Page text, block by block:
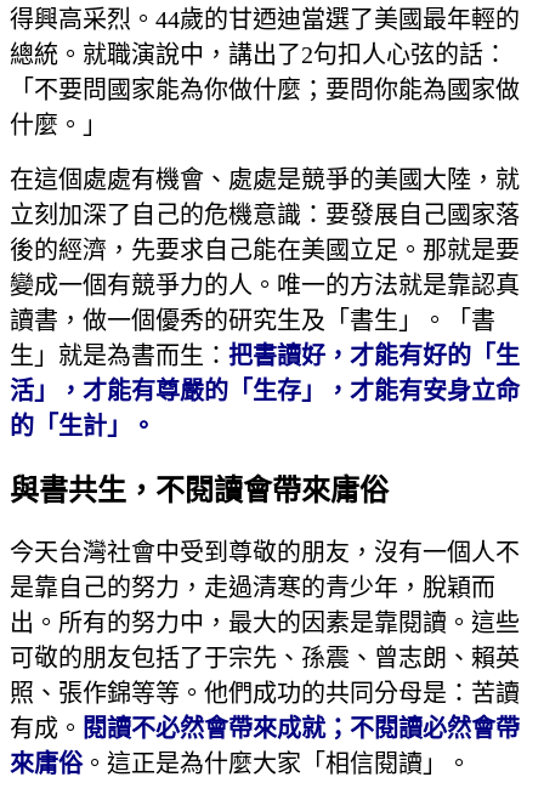
得興高采烈。44歲的甘迺迪當選了美國最年輕的
總統。就職演說中，講出了2句扣人心弦的話：
「不要問國家能為你做什麼；要問你能為國家做
什麼。」
在這個處處有機會、處處是競爭的美國大陸，就
立刻加深了自己的危機意識：要發展自己國家落
後的經濟，先要求自己能在美國立足。那就是要
變成一個有競爭力的人。唯一的方法就是靠認真
讀書，做一個優秀的研究生及「書生」。「書
生」就是為書而生： 把書讀好，才能有好的「生
活」，才能有尊嚴的「生存」，才能有安身立命
的「生計」。
與書共生，不閱讀會帶來庸俗
今天台灣社會中受到尊敬的朋友，沒有一個人不
是靠自己的努力，走過清寒的青少年，脫穎而
出。所有的努力中，最大的因素是靠閱讀。這些
可敬的朋友包括了于宗先、孫震、曾志朗、賴英
照、張作錦等等。他們成功的共同分母是：苦讀
有成。 閱讀不必然會帶來成就；不閱讀必然會帶
來庸俗。這正是為什麼大家「相信閱讀」。